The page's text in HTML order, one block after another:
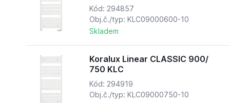
Kód: 294857
Obj.č./typ: KLC09000600-10
Skladem
Koralux Linear CLASSIC 900/
750 KLC
Kód: 294919
Obj.č./typ: KLC09000750-10